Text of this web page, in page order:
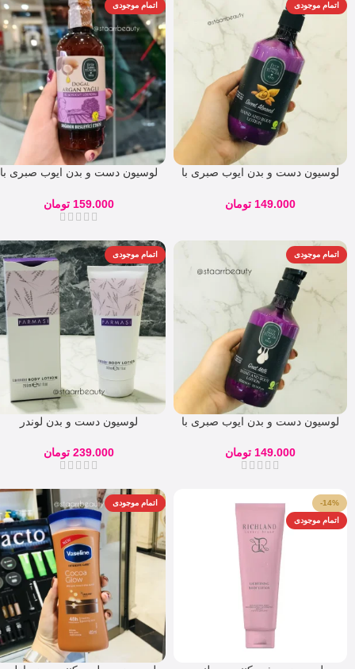
اتمام موجودی
لوسیون دست و بدن ایوب صبری با
149.000 تومان
اتمام موجودی
لوسیون دست و بدن ایوب صبری با
159.000 تومان
اتمام موجودی
لوسیون دست و بدن ایوب صبری با
149.000 تومان
اتمام موجودی
لوسیون دست و بدن لوندر
239.000 تومان
-14%
اتمام موجودی
اتمام موجودی